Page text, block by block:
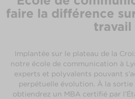
faire la différence
travail
Implantée sur le plateau de la
notre école de communication à
experts et polyvalents pouvant
perpétuelle évolution. À la sortie
obtiendrez un MBA certifié par